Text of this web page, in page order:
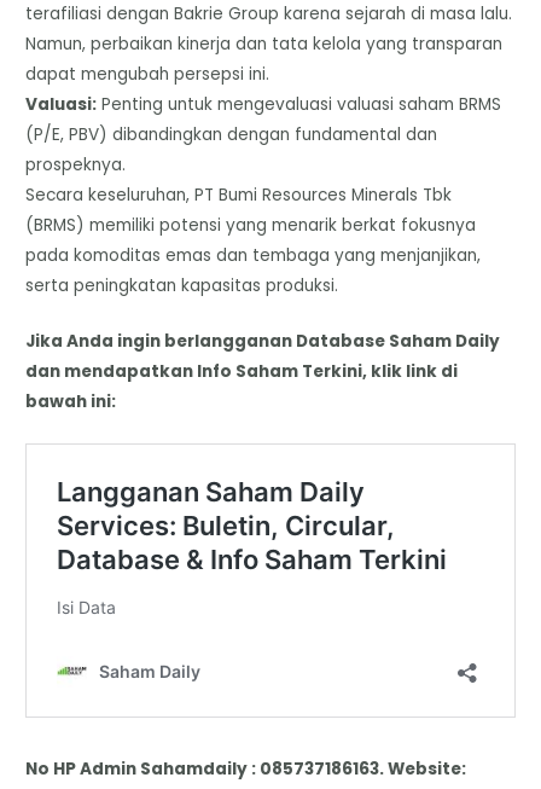
terafiliasi dengan Bakrie Group karena sejarah di masa lalu.
Namun, perbaikan kinerja dan tata kelola yang transparan
dapat mengubah persepsi ini.
​Valuasi: Penting untuk mengevaluasi valuasi saham BRMS
(P/E, PBV) dibandingkan dengan fundamental dan
prospeknya.
​Secara keseluruhan, PT Bumi Resources Minerals Tbk
(BRMS) memiliki potensi yang menarik berkat fokusnya
pada komoditas emas dan tembaga yang menjanjikan,
serta peningkatan kapasitas produksi.
Jika Anda ingin berlangganan Database Saham Daily
dan mendapatkan Info Saham Terkini, klik link di
bawah ini:
No HP Admin Sahamdaily : 085737186163. Website: